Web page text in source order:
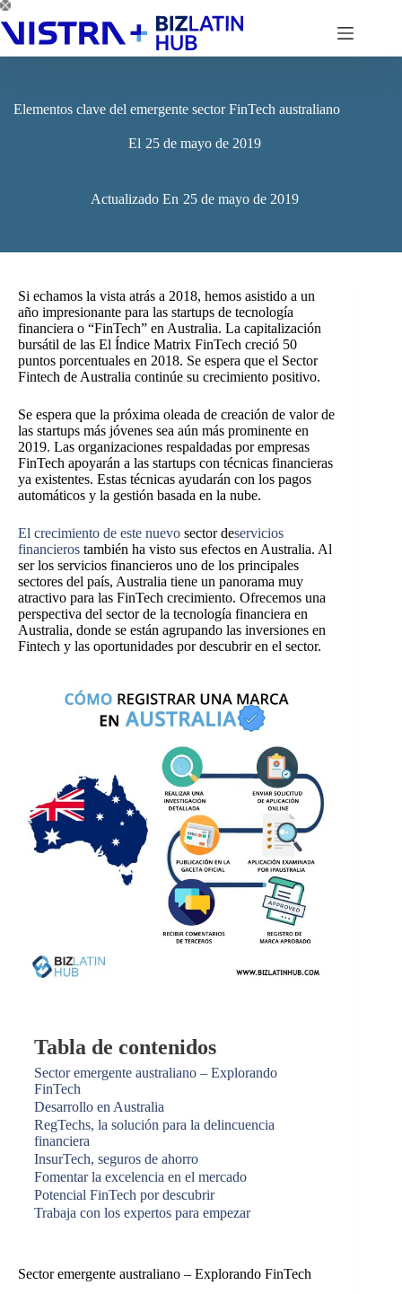
Saltar
al
contenido
Elementos clave del emergente sector FinTech australiano
El 25 de mayo de 2019
Actualizado En 25 de mayo de 2019
Si echamos la vista atrás a 2018, hemos asistido a un
año impresionante para las startups de tecnología
financiera o “FinTech” en Australia. La capitalización
bursátil de las El Índice Matrix FinTech creció 50
puntos porcentuales en 2018. Se espera que el Sector
Fintech de Australia continúe su crecimiento positivo.
Se espera que la próxima oleada de creación de valor de
las startups más jóvenes sea aún más prominente en
2019. Las organizaciones respaldadas por empresas
FinTech apoyarán a las startups con técnicas financieras
ya existentes. Estas técnicas ayudarán con los pagos
automáticos y la gestión basada en la nube.
El crecimiento de este nuevo sector deservicios
financieros también ha visto sus efectos en Australia. Al
ser los servicios financieros uno de los principales
sectores del país, Australia tiene un panorama muy
atractivo para las FinTech crecimiento. Ofrecemos una
perspectiva del sector de la tecnología financiera en
Australia, donde se están agrupando las inversiones en
Fintech y las oportunidades por descubrir en el sector.
Tabla de contenidos
Sector emergente australiano – Explorando
FinTech
Desarrollo en Australia
RegTechs, la solución para la delincuencia
financiera
InsurTech, seguros de ahorro
Fomentar la excelencia en el mercado
Potencial FinTech por descubrir
Trabaja con los expertos para empezar
Sector emergente australiano – Explorando FinTech